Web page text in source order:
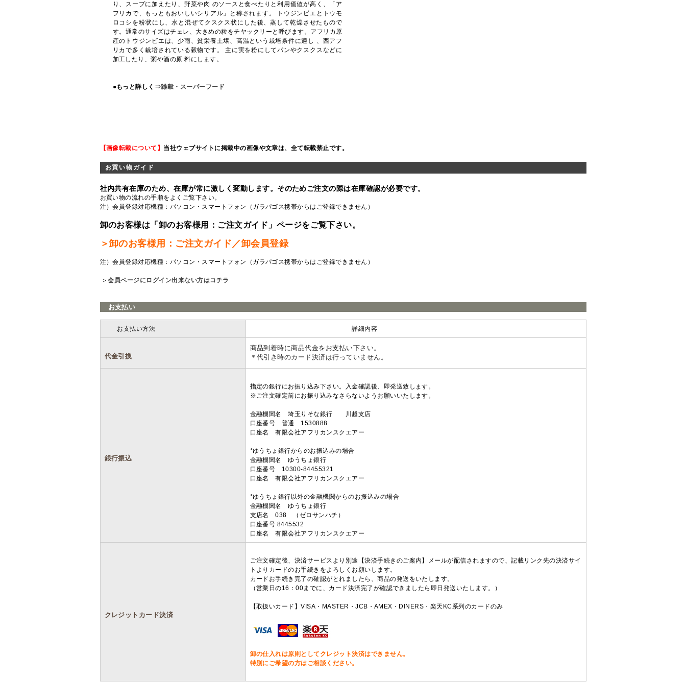
り、スープに加えたり、野菜や肉 のソースと食べたりと利用価値が高く、「ア
フリカで、もっともおいしいシリアル」と称されます。 トウジンビエとトウモ
ロコシを粉状にし、水と混ぜてクスクス状にした後、蒸して乾燥させたもので
す。通常のサイズはチェレ、大きめの粒をチヤックリーと呼びます。アフリカ原
産のトウジンビエは、少雨、貧栄養土壌、高温という栽培条件に適し 、西アフ
リカで多く栽培されている穀物です。 主に実を粉にしてパンやクスクスなどに
加工したり、粥や酒の原 料にします。
●もっと詳しく⇒雑穀・スーパーフード
【画像転載について】 当社ウェブサイトに掲載中の画像や文章は、全て転載禁止です。
お買い物ガイド
社内共有在庫のため、在庫が常に激しく変動します。そのためご注文の際は在庫確認が必要です。
お買い物の流れの手順をよくご覧下さい。
注）会員登録対応機種：パソコン・スマートフォン（ガラパゴス携帯からはご登録できません）
卸のお客様は「卸のお客様用：ご注文ガイド」ページをご覧下さい。
＞卸のお客様用：ご注文ガイド／卸会員登録
注）会員登録対応機種：パソコン・スマートフォン（ガラパゴス携帯からはご登録できません）
＞会員ページにログイン出来ない方はコチラ
お支払い
お支払い方法 詳細内容
代金引換
商品到着時に商品代金をお支払い下さい。
＊代引き時のカード決済は行っていません。
銀行振込
指定の銀行にお振り込み下さい。入金確認後、即発送致します。
※ご注文確定前にお振り込みなさらないようお願いいたします。
金融機関名 埼玉りそな銀行 川越支店
口座番号 普通 1530888
口座名 有限会社アフリカンスクエアー
*ゆうちょ銀行からのお振込みの場合
金融機関名 ゆうちょ銀行
口座番号 10300-84455321
口座名 有限会社アフリカンスクエアー
*ゆうちょ銀行以外の金融機関からのお振込みの場合
金融機関名 ゆうちょ銀行
支店名 038 （ゼロサンハチ）
口座番号 8445532
口座名 有限会社アフリカンスクエアー
クレジットカード決済
ご注文確定後、決済サービスより別途【決済手続きのご案内】メールが配信されますので、記載リンク先の決済サイ
トよりカードのお手続きをよろしくお願いします。
カードお手続き完了の確認がとれましたら、商品の発送をいたします。
（営業日の16：00までに、カード決済完了が確認できましたら即日発送いたします。）
【取扱いカード】VISA・MASTER・JCB・AMEX・DINERS・楽天KC系列のカードのみ
卸の仕入れは原則としてクレジット決済はできません。
特別にご希望の方はご相談ください。